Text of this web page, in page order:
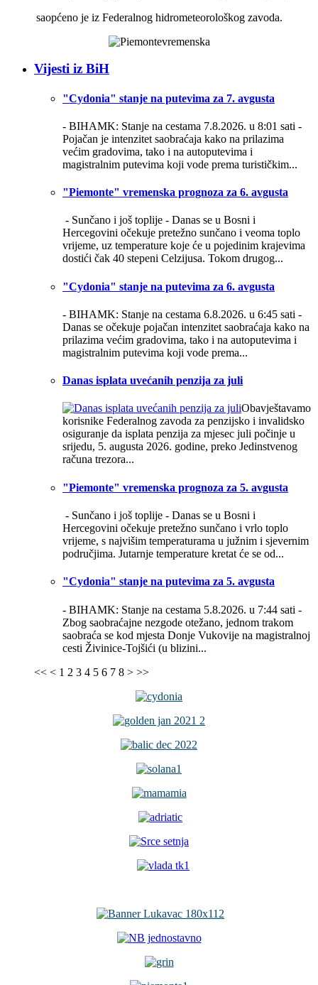
saopćeno je iz Federalnog hidrometeorološkog zavoda.
Vijesti iz BiH
"Cydonia" stanje na putevima za 7. avgusta
- BIHAMK: Stanje na cestama 7.8.2026. u 8:01 sati -
Pojačan je intenzitet saobraćaja kako na prilazima
većim gradovima, tako i na autoputevima i
magistralnim putevima koji vode prema turističkim...
"Piemonte" vremenska prognoza za 6. avgusta
- Sunčano i još toplije - Danas se u Bosni i
Hercegovini očekuje pretežno sunčano i veoma toplo
vrijeme, uz temperature koje će u pojedinim krajevima
dostići čak 40 stepeni Celzijusa. Tokom drugog...
"Cydonia" stanje na putevima za 6. avgusta
- BIHAMK: Stanje na cestama 6.8.2026. u 6:45 sati -
Danas se očekuje pojačan intenzitet saobraćaja kako na
prilazima većim gradovima, tako i na autoputevima i
magistralnim putevima koji vode prema...
Danas isplata uvećanih penzija za juli
Obavještavamo
korisnike Federalnog zavoda za penzijsko i invalidsko
osiguranje da isplata penzija za mjesec juli počinje u
srijedu, 5. augusta 2026. godine, preko Jedinstvenog
računa trezora...
"Piemonte" vremenska prognoza za 5. avgusta
- Sunčano i još toplije - Danas se u Bosni i
Hercegovini očekuje pretežno sunčano i vrlo toplo
vrijeme, s najvišim temperaturama u južnim i sjevernim
područjima. Jutarnje temperature kretat će se od...
"Cydonia" stanje na putevima za 5. avgusta
- BIHAMK: Stanje na cestama 5.8.2026. u 7:44 sati -
Zbog saobraćajne nezgode otežano, jednom trakom
saobraća se kod mjesta Donje Vukovije na magistralnoj
cesti Živinice-Tojšići (u blizini...
<< < 1 2 3 4 5 6 7 8 > >>